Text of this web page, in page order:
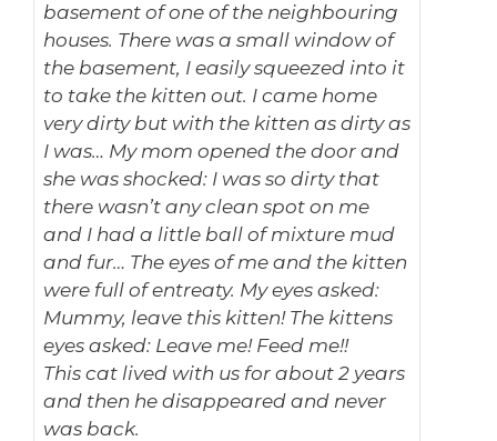
basement of one of the neighbouring
houses. There was a small window of
the basement, I easily squeezed into it
to take the kitten out. I came home
very dirty but with the kitten as dirty as
I was… My mom opened the door and
she was shocked: I was so dirty that
there wasn’t any clean spot on me
and I had a little ball of mixture mud
and fur… The eyes of me and the kitten
were full of entreaty. My eyes asked:
Mummy, leave this kitten! The kittens
eyes asked: Leave me! Feed me!!
This cat lived with us for about 2 years
and then he disappeared and never
was back.